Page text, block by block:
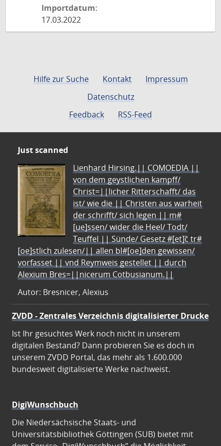
Importdatum:
17.03.2022
Hilfe zur Suche Kontakt
Impressum
Datenschutz
Feedback
RSS-Feed
Just scanned
Lienhard Hirsing.|| COMOEDIA ||
von dem geystlichen kampff/
Christ=||licher Ritterschafft/ das
ist/ wie die || Christen aus warheit
der schrifft/ sich legen || m#
[ue]ssen/ wider die Heel/ Todt/
Teuffel || Sünde/ Gesetz #[et]c̃ tr#
[oe]stlich zulesen/|| allen bl#[oe]den gewissen/
vorfasset || vnd Reymweis gestellet || durch
Alexium Bres=||nicerum Cotbusianum.||
Autor: Bresnicer, Alexius
ZVDD - Zentrales Verzeichnis digitalisierter Drucke
Ist Ihr gesuchtes Werk noch nicht in unserem
digitalen Bestand? Dann probieren Sie es doch in
unserem ZVDD Portal, das mehr als 1.600.000
bundesweit digitalisierte Werke nachweist.
DigiWunschbuch
Die Niedersächsische Staats- und
Universitätsbibliothek Göttingen (SUB) bietet mit